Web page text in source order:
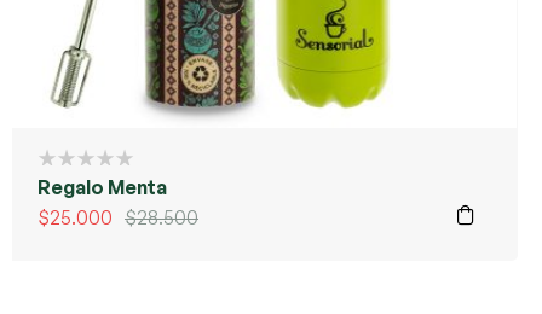
Regalo Menta
$28.500
$25.000